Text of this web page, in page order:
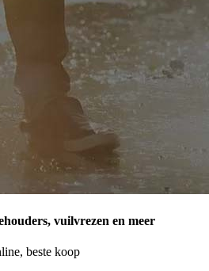
vuilvrezen en meer
beste koop